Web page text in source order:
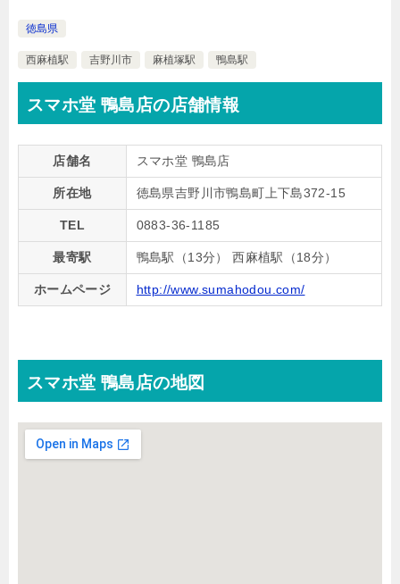
徳島県
西麻植駅 吉野川市 麻植塚駅 鴨島駅
スマホ堂 鴨島店の店舗情報
店舗名 スマホ堂 鴨島店
所在地 徳島県吉野川市鴨島町上下島372-15
TEL 0883-36-1185
最寄駅 鴨島駅（13分） 西麻植駅（18分）
ホームページ http://www.sumahodou.com/
スマホ堂 鴨島店の地図